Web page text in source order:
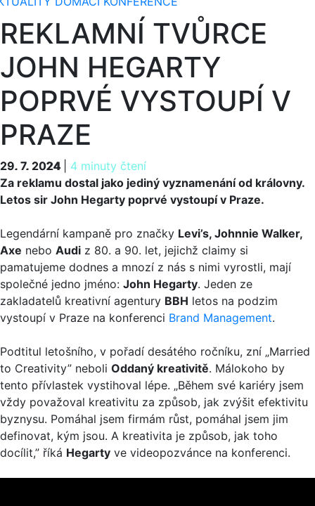
REKLAMNÍ TVŮRCE
JOHN HEGARTY
POPRVÉ VYSTOUPÍ V
PRAZE
29. 7. 2024 4 minuty čtení
29. 7. 2024
Za reklamu dostal jako jediný vyznamenání od královny.
Letos sir John Hegarty poprvé vystoupí v Praze.
Legendární kampaně pro značky Levi’s, Johnnie Walker,
Axe nebo Audi z 80. a 90. let, jejichž claimy si
pamatujeme dodnes a mnozí z nás s nimi vyrostli, mají
společné jedno jméno: John Hegarty. Jeden ze
zakladatelů kreativní agentury BBH letos na podzim
vystoupí v Praze na konferenci Brand Management.
Podtitul letošního, v pořadí desátého ročníku, zní „Married
to Creativity” neboli Oddaný kreativitě. Málokoho by
tento přívlastek vystihoval lépe. „Během své kariéry jsem
vždy považoval kreativitu za způsob, jak zvýšit efektivitu
byznysu. Pomáhal jsem firmám růst, pomáhal jsem jim
definovat, kým jsou. A kreativita je způsob, jak toho
docílit,” říká Hegarty ve videopozvánce na konferenci.